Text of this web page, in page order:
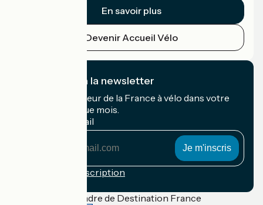
En savoir plus
Devenir Accueil Vélo
Je m'abonne à la newsletter
Recevez le meilleur de la France à vélo dans votre
boîte mail chaque mois.
Mon adresse mail
Conditions d'inscription
Financé dans le cadre de Destination France